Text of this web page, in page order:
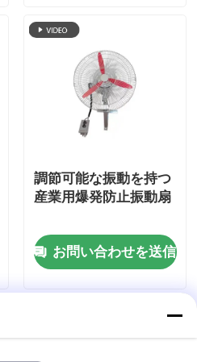
調節可能な振動を持つ
産業用爆発防止振動扇
お問い合わせを送信